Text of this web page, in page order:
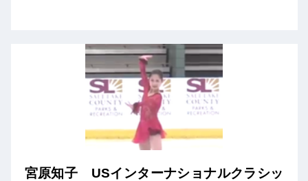
宮原知子 USインターナショナルクラシッ